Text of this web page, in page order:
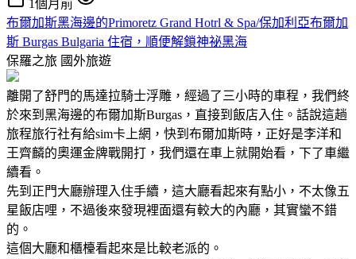
1個月前
布爾加斯黑海邊的Primoretz Grand Hotrl & Spa/保加利亞布爾加
斯 Burgas Bulgaria 住宿，順便解鎖神祕黑海
保羅之旅 國外旅遊
離開了舒門的馬達拉騎士浮雕，經過了三小時的車程，我們終
於來到黑海邊的布爾加斯Burgas，直接到飯店入住。話說這趟
旅程旅行社有給sim卡上網，快到布爾加斯時，正好是李洋和
王齊麟的奧運金牌戰開打，我們還在車上就開始看，下了車繼
續看。
先到正門大廳辦理入住手續，這大廳看起來有點小，不太像五
星飯店哩，不過後來發現裡面還有較大的內廳，其實蠻不錯
的。
這個大廳和櫃檯看起來是比較老派的。